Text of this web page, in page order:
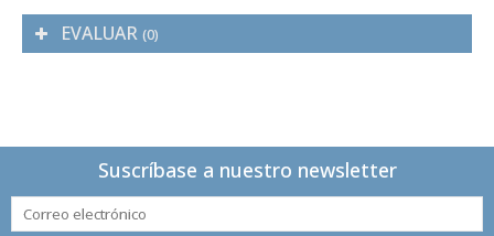
EVALUAR (0)
Suscríbase a nuestro newsletter